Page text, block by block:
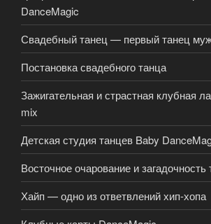
DanceMagic
Свадебный танец — первый танец
Постановка свадебного танца
Зажигательная и страстная клубная
mix
Детская студия танцев Baby
Восточное очарование и
Хайп — одно из ответвлений хип-хопа